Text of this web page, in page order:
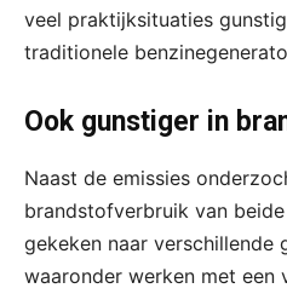
veel praktijksituaties
traditionele
Ook gunstiger in
Naast de emissies
brandstofverbruik van
gekeken naar verschillende
waaronder werken met een